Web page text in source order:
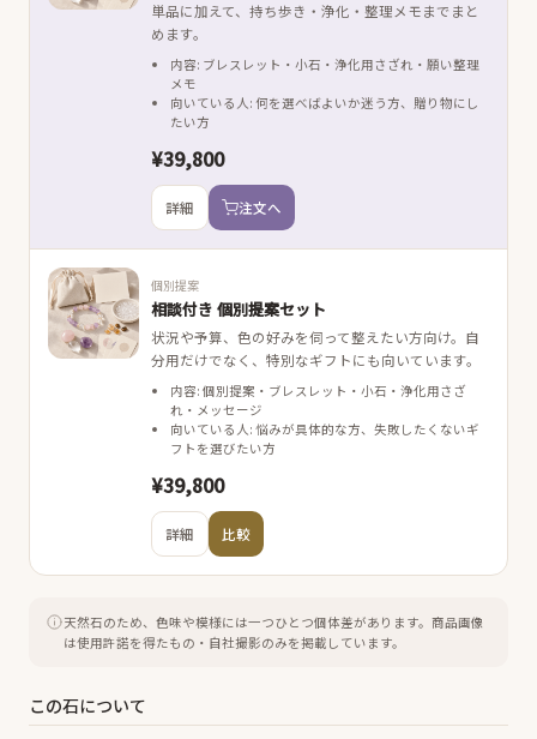
単品に加えて、持ち歩き・浄化・整理メモまでまと
めます。
内容: ブレスレット・小石・浄化用さざれ・願い整理
メモ
向いている人: 何を選べばよいか迷う方、贈り物にし
たい方
¥39,800
詳細 注文へ
個別提案
相談付き 個別提案セット
状況や予算、色の好みを伺って整えたい方向け。自
分用だけでなく、特別なギフトにも向いています。
内容: 個別提案・ブレスレット・小石・浄化用さざ
れ・メッセージ
向いている人: 悩みが具体的な方、失敗したくないギ
フトを選びたい方
¥39,800
詳細 比較
天然石のため、色味や模様には一つひとつ個体差があります。 商品画像
は使用許諾を得たもの・自社撮影のみを掲載しています。
この石について